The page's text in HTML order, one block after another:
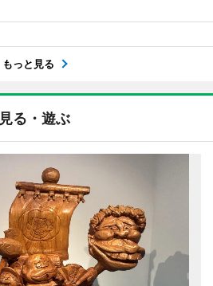
もっと見る
見る・遊ぶ